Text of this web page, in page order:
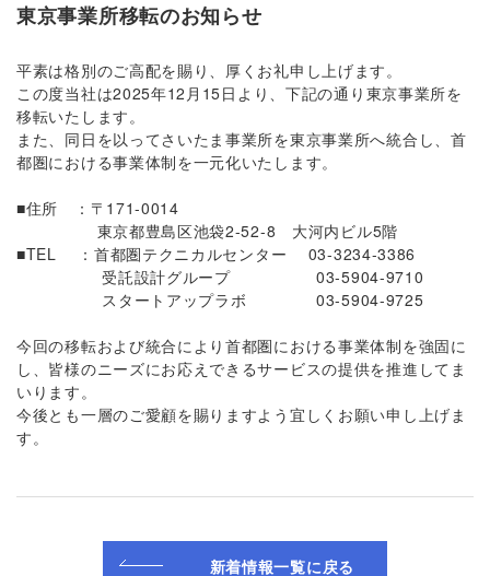
東京事業所移転のお知らせ
平素は格別のご高配を賜り、厚くお礼申し上げます。
この度当社は2025年12月15日より、下記の通り東京事業所を
移転いたします。
また、同日を以ってさいたま事業所を東京事業所へ統合し、首
都圏における事業体制を一元化いたします。
■住所 ：〒171-0014
東京都豊島区池袋2-52-8 大河内ビル5階
■TEL ：首都圏テクニカルセンター 03-3234-3386
受託設計グループ 03-5904-9710
スタートアップラボ 03-5904-9725
今回の移転および統合により首都圏における事業体制を強固に
し、皆様のニーズにお応えできるサービスの提供を推進してま
いります。
今後とも一層のご愛顧を賜りますよう宜しくお願い申し上げま
す。
新着情報一覧に戻る